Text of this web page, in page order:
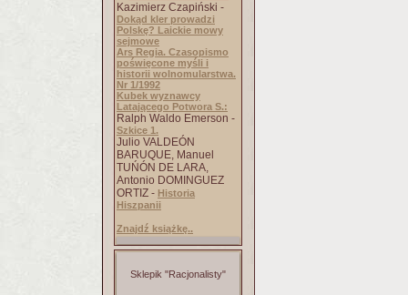
Kazimierz Czapiński -
Dokąd kler prowadzi
Polskę? Laickie mowy
sejmowe
Ars Regia. Czasopismo
poświęcone myśli i
historii wolnomularstwa.
Nr 1/1992
Kubek wyznawcy
Latającego Potwora S.:
Ralph Waldo Emerson -
Szkice 1.
Julio VALDEÓN
BARUQUE, Manuel
TUŃÓN DE LARA,
Antonio DOMINGUEZ
ORTIZ - Historia
Hiszpanii
Znajdź książkę..
Sklepik "Racjonalisty"